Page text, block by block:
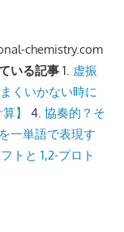
chemistry.com
いる記事1. 虚振
くいかない時に
】 4. 協奏的？そ
一単語で表現す
トと 1,2-プロト